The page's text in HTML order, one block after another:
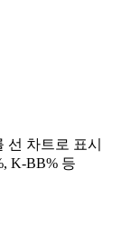
선 차트로 표시
K-BB% 등